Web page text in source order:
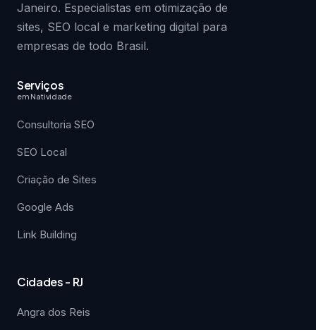
Janeiro. Especialistas em otimização de
sites, SEO local e marketing digital para
empresas de todo Brasil.
Serviços
em Natividade
Consultoria SEO
SEO Local
Criação de Sites
Google Ads
Link Building
Cidades - RJ
Angra dos Reis